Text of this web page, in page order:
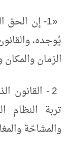
«1- إن الحق
يُوجده،
الزمان
2 -
تربة النظام
والمشاحّة